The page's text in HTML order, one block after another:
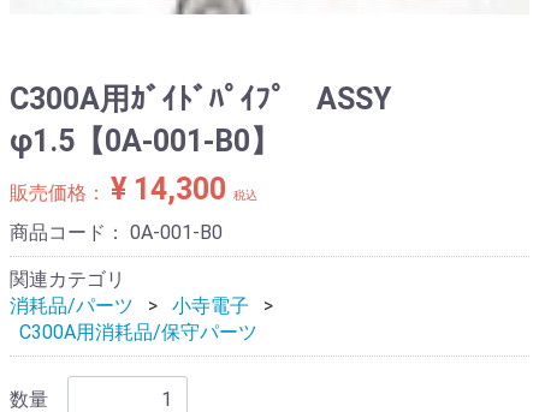
C300A用ｶﾞｲﾄﾞﾊﾟｲﾌﾟ ASSY
φ1.5【0A-001-B0】
販売価格： ¥ 14,300 税込
商品コード： 0A-001-B0
関連カテゴリ
消耗品/パーツ
小寺電子
C300A用消耗品/保守パーツ
数量